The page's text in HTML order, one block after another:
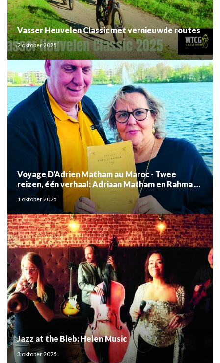
Vasser Heuvelen Classic met vernieuwde routes
2 oktober 2025
Voyage D'Adrien Matham au Maroc - Twee
reizen, één verhaal: Adriaan Matham en Rahma el
Mouden
1 oktober 2025
Jazz at the Bieb: Helen Music
3 oktober 2025